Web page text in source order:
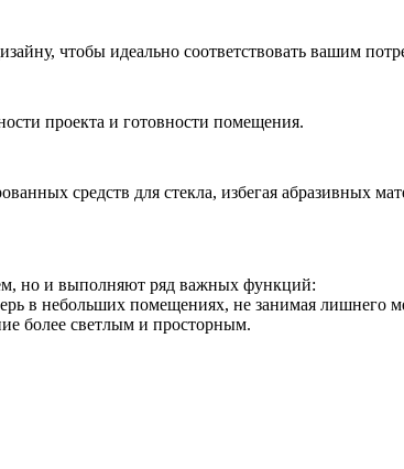
чтобы идеально соответствовать вашим
проекта и готовности помещения.
средств для стекла, избегая абразивных
но и выполняют ряд важных функций:
в небольших помещениях, не занимая лишнего
более светлым и просторным.